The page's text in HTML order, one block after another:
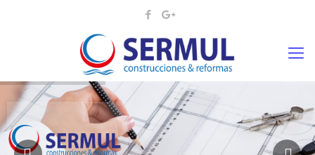
¡¡DAMOS VIDA A SUS